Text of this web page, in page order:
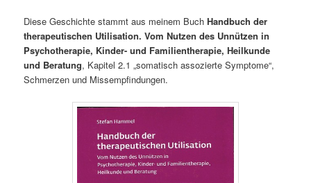
Diese Geschichte stammt aus meinem BuchHandbuch der
therapeutischen Utilisation. Vom Nutzen des Unnützen in
Psychotherapie, Kinder- und Familientherapie, Heilkunde
und Beratung, Kapitel 2.1 „somatisch assozierte Symptome“,
Schmerzen und Missempfindungen.